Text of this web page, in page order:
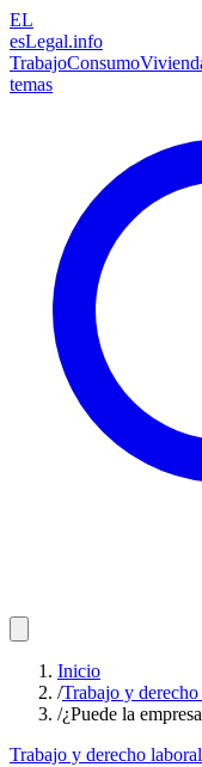
EL
esLegal.info
TrabajoConsumo
temas
Inicio
/Trabajo y
/¿Puede la
Trabajo y derecho laboral